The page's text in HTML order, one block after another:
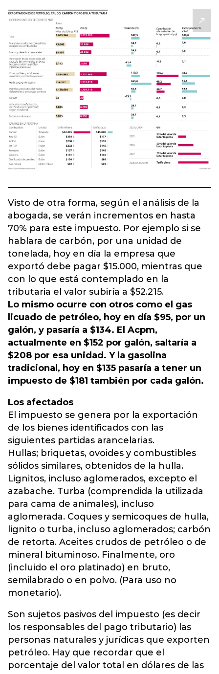
Visto de otra forma, según el análisis de la
abogada, se verán incrementos en hasta
70% para este impuesto. Por ejemplo si se
hablara de carbón, por una unidad de
tonelada, hoy en día la empresa que
exportó debe pagar $15.000, mientras que
con lo que está contemplado en la
tributaria el valor subiría a $52.215.
Lo mismo ocurre con otros como el gas
licuado de petróleo, hoy en día $95, por un
galón, y pasaría a $134. El Acpm,
actualmente en $152 por galón, saltaría a
$208 por esa unidad. Y la gasolina
tradicional, hoy en $135 pasaría a tener un
impuesto de $181 también por cada galón.
Los afectados
El impuesto se genera por la exportación
de los bienes identificados con las
siguientes partidas arancelarias.
Hullas; briquetas, ovoides y combustibles
sólidos similares, obtenidos de la hulla.
Lignitos, incluso aglomerados, excepto el
azabache. Turba (comprendida la utilizada
para cama de animales), incluso
aglomerada. Coques y semicoques de hulla,
lignito o turba, incluso aglomerados; carbón
de retorta. Aceites crudos de petróleo o de
mineral bituminoso. Finalmente, oro
(incluido el oro platinado) en bruto,
semilabrado o en polvo. (Para uso no
monetario).
Son sujetos pasivos del impuesto (es decir
los responsables del pago tributario) las
personas naturales y jurídicas que exporten
petróleo. Hay que recordar que el
porcentaje del valor total en dólares de las